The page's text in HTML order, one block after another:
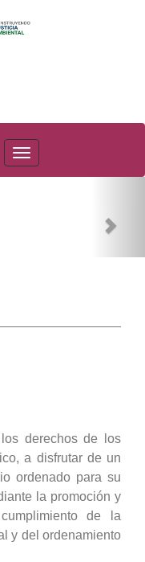
PAOT
derechos de los
a disfrutar de un
ordenado para su
la promoción y
de la
y del ordenamiento